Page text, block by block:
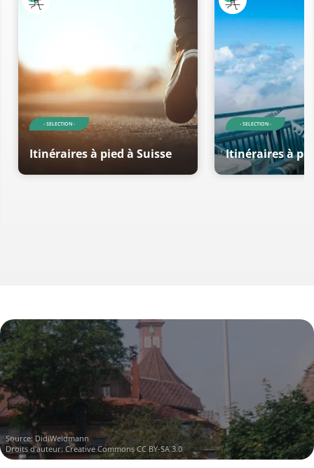
- SELECTION -
Itinéraires à pied à Suisse
- SELECTION -
Itinéraires à
Source: DidiWeidmann
Droits d'auteur: Creative Commons CC BY-SA 3.0